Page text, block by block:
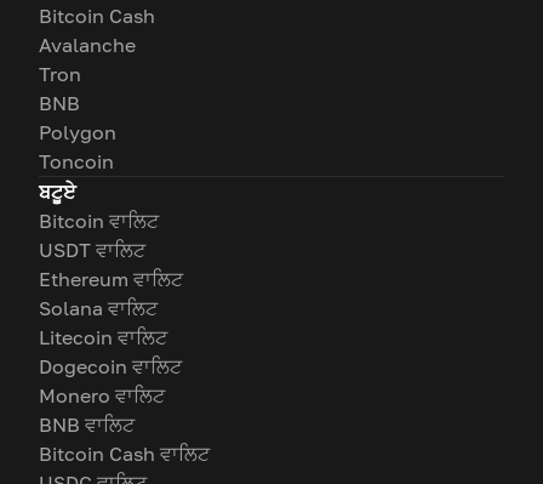
Bitcoin Cash
Avalanche
Tron
BNB
Polygon
Toncoin
ਬਟੂਏ
Bitcoin ਵਾਲਿਟ
USDT ਵਾਲਿਟ
Ethereum ਵਾਲਿਟ
Solana ਵਾਲਿਟ
Litecoin ਵਾਲਿਟ
Dogecoin ਵਾਲਿਟ
Monero ਵਾਲਿਟ
BNB ਵਾਲਿਟ
Bitcoin Cash ਵਾਲਿਟ